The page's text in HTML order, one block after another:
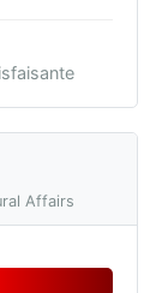
Affairs